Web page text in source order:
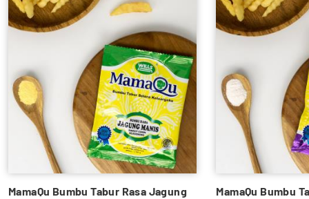
MamaQu Bumbu Tabur Rasa Jagung
MamaQu Bumbu